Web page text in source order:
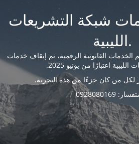
شبكة التشريعات
الليبية.
القانونية الرقمية، تم إيقاف خدمات
اعتبارًا من يونيو 2025.
لكل من كان جزءًا من هذه التجربة.
0928080169